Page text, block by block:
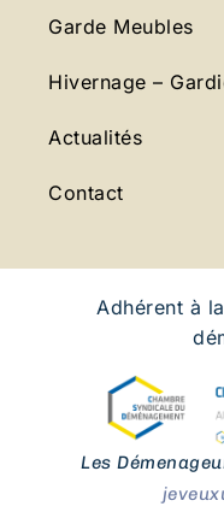
Garde Meubles
Hivernage –
Actualités
Contact
Adhérent à
Les